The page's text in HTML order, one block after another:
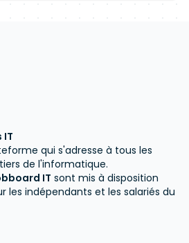
IT
qui s'adresse à tous les
de l'informatique.
IT sont mis à disposition
les indépendants et les salariés du